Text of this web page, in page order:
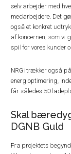
selv arbejder med
medarbejdere. Det
også et konkret
af koncernen, som vi
spil for vores kunder
NRGi trækker også
energioptimering,
får således 50
Skal
DGNB Guld
Fra projektets